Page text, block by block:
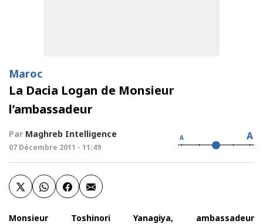
Maroc
La Dacia Logan de Monsieur
l’ambassadeur
Par Maghreb Intelligence
07 Décembre 2011 - 11:49
A A
Monsieur Toshinori Yanagiya, ambassadeur